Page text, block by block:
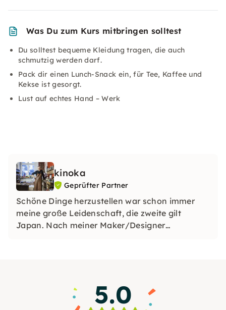
Was Du zum Kurs mitbringen solltest
Du solltest bequeme Kleidung tragen, die auch
schmutzig werden darf.
Pack dir einen Lunch-Snack ein, für Tee, Kaffee und
Kekse ist gesorgt.
Lust auf echtes Hand – Werk
kinoka
Geprüfter Partner
Schöne Dinge herzustellen war schon immer
meine große Leidenschaft, die zweite gilt
Japan. Nach meiner Maker/Designer
5.0